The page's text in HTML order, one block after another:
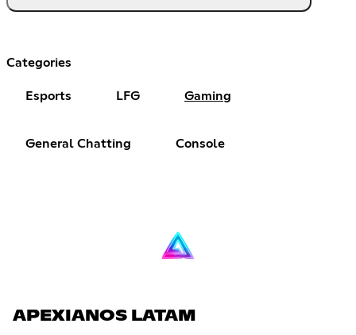
Categories
Esports LFG Gaming
General Chatting Console
APEXIANOS LATAM